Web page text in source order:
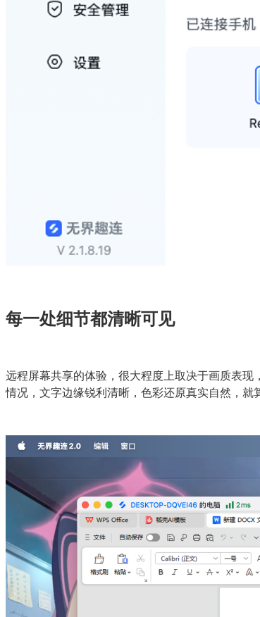
每一处细节都清晰可见
远程屏幕共享的体验，很大程度上取决于画质表
情况，文字边缘锐利清晰，色彩还原真实自然，就